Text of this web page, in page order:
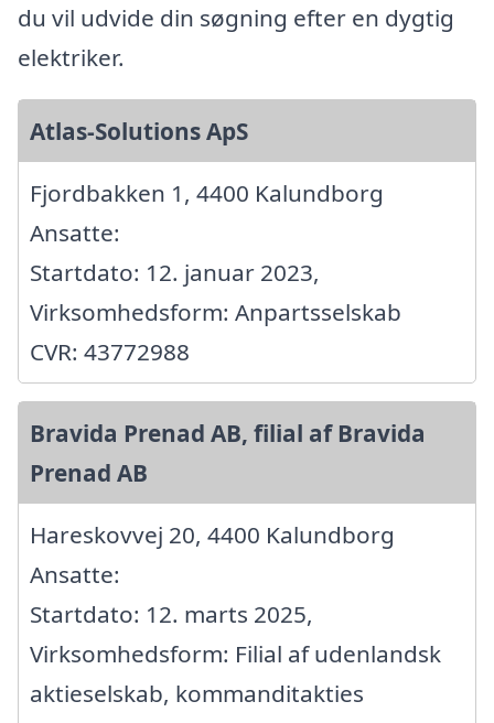
du vil udvide din søgning efter en dygtig
elektriker.
Atlas-Solutions ApS
Fjordbakken 1, 4400 Kalundborg
Ansatte:
Startdato: 12. januar 2023,
Virksomhedsform: Anpartsselskab
CVR: 43772988
Bravida Prenad AB, filial af Bravida
Prenad AB
Hareskovvej 20, 4400 Kalundborg
Ansatte:
Startdato: 12. marts 2025,
Virksomhedsform: Filial af udenlandsk
aktieselskab, kommanditakties